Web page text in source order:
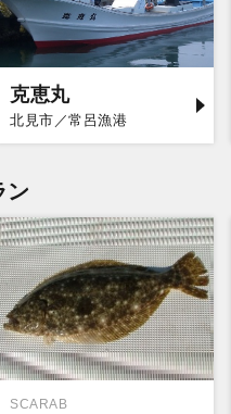
克恵丸
北見市／常呂漁港
ン
SCARAB